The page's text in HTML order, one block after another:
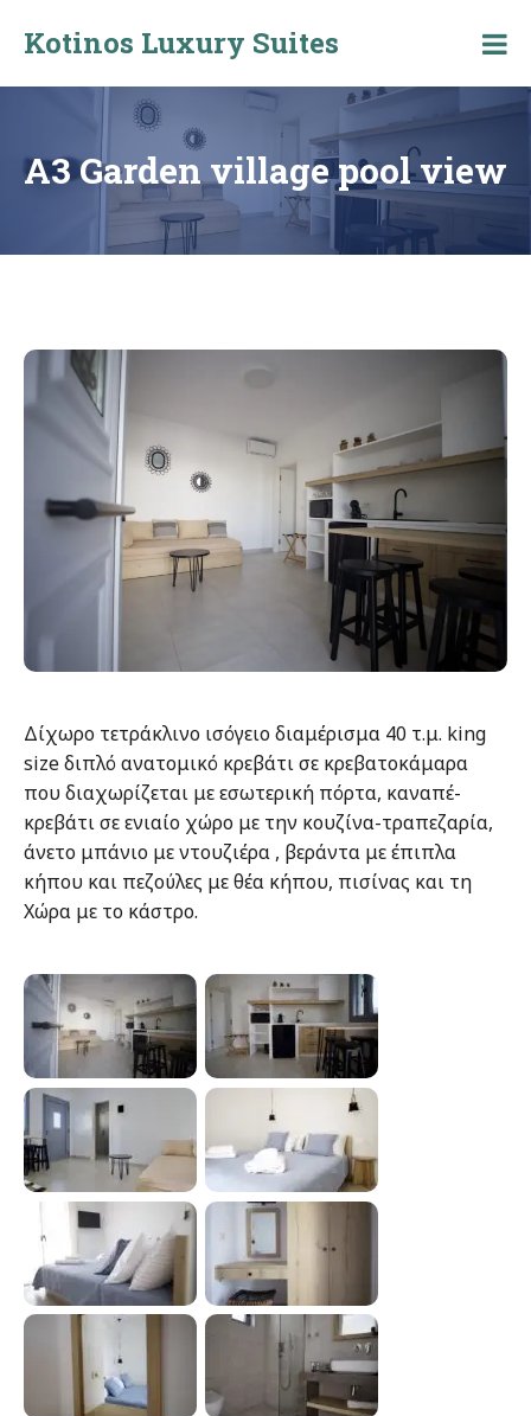
Kotinos Luxury Suites
Kotinos
Luxury
Molos,
Skyros
A3 Garden village pool view
Δίχωρο τετράκλινο ισόγειο διαμέρισμα 40 τ.μ. king
size διπλό ανατομικό κρεβάτι σε κρεβατοκάμαρα
που διαχωρίζεται με εσωτερική πόρτα, καναπέ-
κρεβάτι σε ενιαίο χώρο με την κουζίνα-τραπεζαρία,
άνετο μπάνιο με ντουζιέρα , βεράντα με έπιπλα
κήπου και πεζούλες με θέα κήπου, πισίνας και τη
Χώρα με το κάστρο.